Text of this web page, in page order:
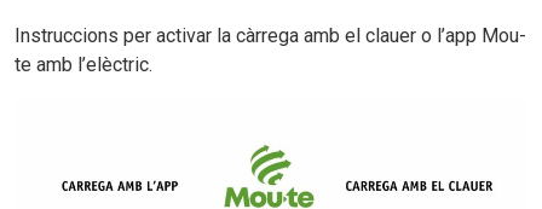
Instruccions per activar la càrrega amb el clauer o l’app Mou-
te amb l’elèctric.